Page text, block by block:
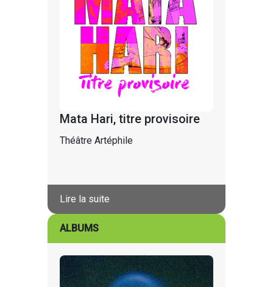
Mata Hari, titre provisoire
Théâtre Artéphile
Lire la suite
ALBUMS